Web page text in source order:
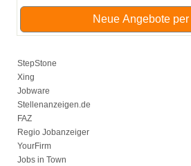
Neue Angebote per
StepStone
Xing
Jobware
Stellenanzeigen.de
FAZ
Regio Jobanzeiger
YourFirm
Jobs in Town